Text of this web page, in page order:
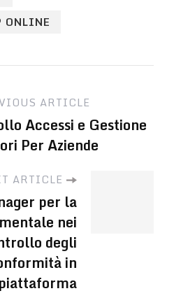
ARTICLE
Accessi e Gestione
Per Aziende
ARTICLE
per la
nei
degli
in